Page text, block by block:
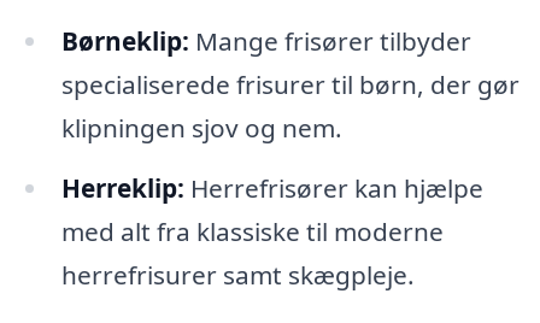
Børneklip: Mange frisører tilbyder
specialiserede frisurer til børn, der gør
klipningen sjov og nem.
Herreklip: Herrefrisører kan hjælpe
med alt fra klassiske til moderne
herrefrisurer samt skægpleje.